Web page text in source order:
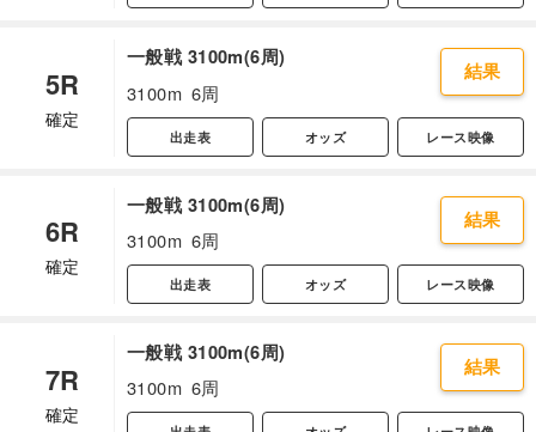
5R
確定
一般戦 3100m(6周)
3100m 6周
結果
出走表 オッズ レース映像
6R
確定
一般戦 3100m(6周)
3100m 6周
結果
出走表 オッズ レース映像
7R
確定
一般戦 3100m(6周)
3100m 6周
結果